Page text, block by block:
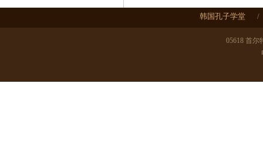
韩国孔子学堂 /
05618 首尔